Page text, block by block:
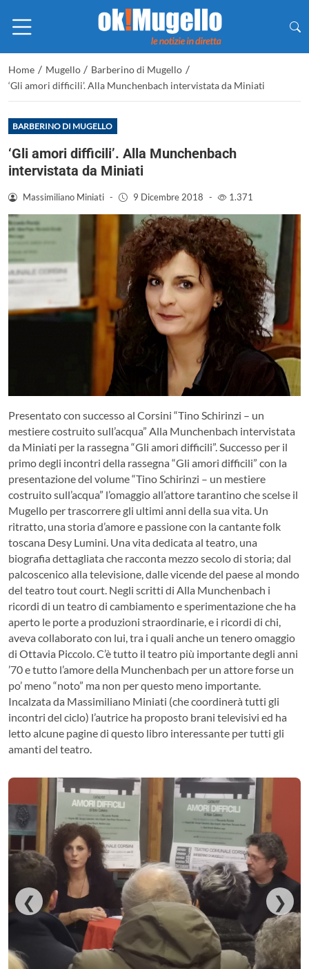
Home / Mugello / Barberino di Mugello /
‘Gli amori difficili’. Alla Munchenbach intervistata da Miniati
BARBERINO DI MUGELLO
‘Gli amori difficili’. Alla Munchenbach
intervistata da Miniati
Massimiliano Miniati - 9 Dicembre 2018 - 1.371
Presentato con successo al Corsini “Tino Schirinzi – un
mestiere costruito sull’acqua” Alla Munchenbach intervistata
da Miniati per la rassegna “Gli amori difficili”. Successo per il
primo degli incontri della rassegna “Gli amori difficili” con la
presentazione del volume “Tino Schirinzi – un mestiere
costruito sull’acqua” l’omaggio all’attore tarantino che scelse il
Mugello per trascorrere gli ultimi anni della sua vita. Un
ritratto, una storia d’amore e passione con la cantante folk
toscana Desy Lumini. Una vita dedicata al teatro, una
biografia dettagliata che racconta mezzo secolo di storia; dal
palcoscenico alla televisione, dalle vicende del paese al mondo
del teatro tout court. Negli scritti di Alla Munchenbach i
ricordi di un teatro di cambiamento e sperimentazione che ha
aperto le porte a produzioni straordinarie, e i ricordi di chi,
aveva collaborato con lui, tra i quali anche un tenero omaggio
di Ottavia Piccolo.C’è tutto il teatro più importante degli anni
’70 e tutto l’amore della Munchenbach per un attore forse un
po’ meno “noto” ma non per questo meno importante.
Incalzata da Massimiliano Miniati (che coordinerà tutti gli
incontri del ciclo) l’autrice ha proposto brani televisivi ed ha
letto alcune pagine di questo libro interessante per tutti gli
amanti del teatro.
❮ ❯